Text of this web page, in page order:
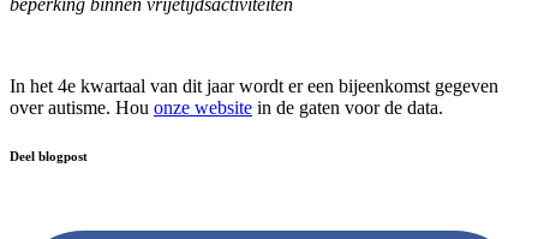
beperking binnen vrijetijdsactiviteiten
In het 4e kwartaal van dit jaar wordt er een bijeenkomst gegeven
over autisme. Hou onze website in de gaten voor de data.
Deel blogpost